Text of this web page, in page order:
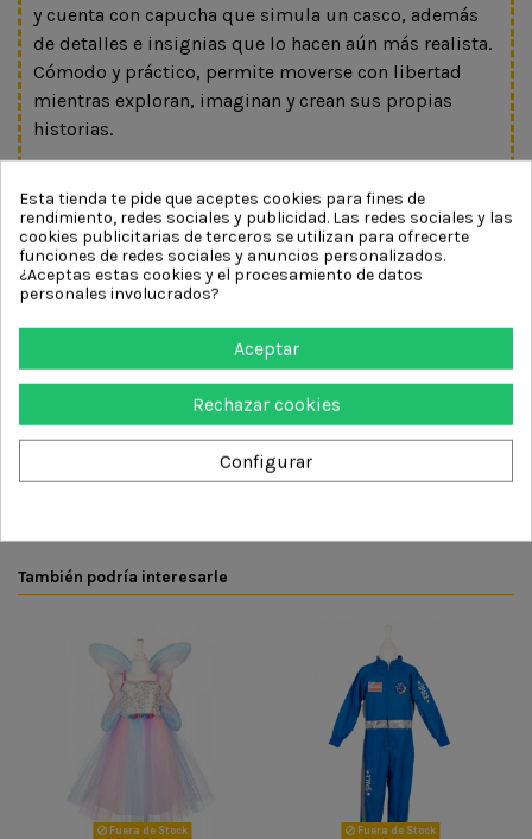
y cuenta con capucha que simula un casco, además
de detalles e insignias que lo hacen aún más realista.
Cómodo y práctico, permite moverse con libertad
mientras exploran, imaginan y crean sus propias
historias.
Ideal para fiestas, cumpleaños o para jugar en casa,
despertando la curiosidad por el espacio y
fomentando la imaginación.
Talla: 3-4 años (98-104 cm)
No se aceptan cambios ni devoluciones en los
disfraces y complementos
Pequeños exploradores… rumbo a las estrellas
DETALLES DEL PRODUCTO
También podría interesarle
Fuera de Stock Fuera de Stock
Esta tienda te pide que aceptes cookies para fines de
rendimiento, redes sociales y publicidad. Las redes sociales y las
cookies publicitarias de terceros se utilizan para ofrecerte
funciones de redes sociales y anuncios personalizados.
¿Aceptas estas cookies y el procesamiento de datos
personales involucrados?
Aceptar
Rechazar cookies
Configurar